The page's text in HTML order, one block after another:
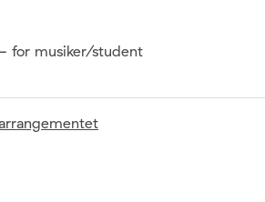
musiker/student